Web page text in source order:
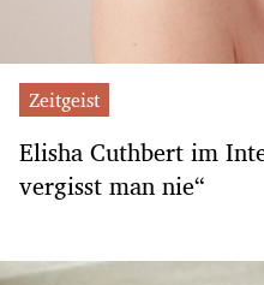
Zeitgeist
Elisha Cuthbert im
vergisst man nie“